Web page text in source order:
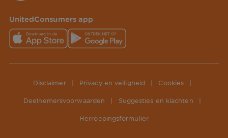
UnitedConsumers app
Disclaimer Privacy en veiligheid Cookies
Deelnemersvoorwaarden Suggesties en klachten
Herroepingsformulier